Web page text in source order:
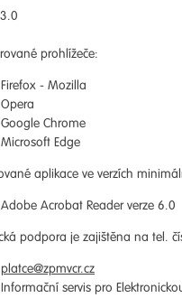
prohlížeče:
Firefox - Mozilla
Opera
Google Chrome
Microsoft Edge
aplikace ve verzích
Adobe Acrobat Reader verze 6.0
podpora je zajištěna na tel.
platce@zpmvcr.cz
Informační servis pro